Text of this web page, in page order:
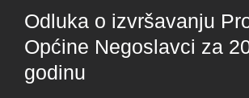
Odluka o izvršavanju
Općine Negoslavci za
godinu